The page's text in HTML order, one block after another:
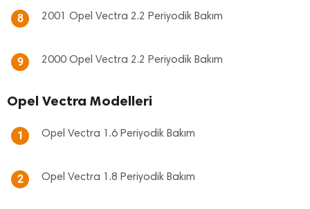
8 2001 Opel Vectra 2.2 Periyodik Bakım
9 2000 Opel Vectra 2.2 Periyodik Bakım
Opel Vectra Modelleri
1 Opel Vectra 1.6 Periyodik Bakım
2 Opel Vectra 1.8 Periyodik Bakım